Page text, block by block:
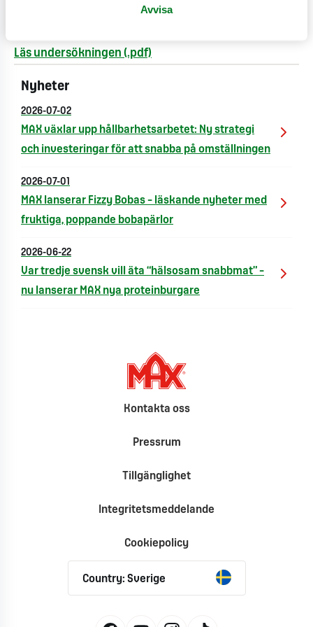
Avvisa
service som McDonalds vann.
Läs undersökningen (.pdf)
Nyheter
2026-07-02
MAX växlar upp hållbarhetsarbetet: Ny strategi
och investeringar för att snabba på omställningen
2026-07-01
MAX lanserar Fizzy Bobas – läskande nyheter med
fruktiga, poppande bobapärlor
2026-06-22
Var tredje svensk vill äta “hälsosam snabbmat” –
nu lanserar MAX nya proteinburgare
Kontakta oss
Pressrum
Tillgänglighet
Integritetsmeddelande
Cookiepolicy
Country: Sverige